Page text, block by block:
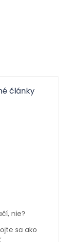
články
nie?
sa ako